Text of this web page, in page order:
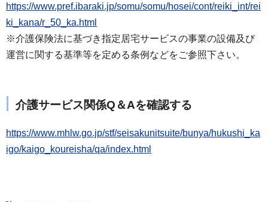
https://www.pref.ibaraki.jp/somu/somu/hosei/cont/reiki_int/rei
ki_kana/r_50_ka.html
※介護保険法に基づき指定居宅サービスの事業の設備及び
運営に関する基準等を定める条例などをご参照下さい。
介護サービス関係Q＆Aを確認する
https://www.mhlw.go.jp/stf/seisakunitsuite/bunya/hukushi_ka
igo/kaigo_koureisha/qa/index.html